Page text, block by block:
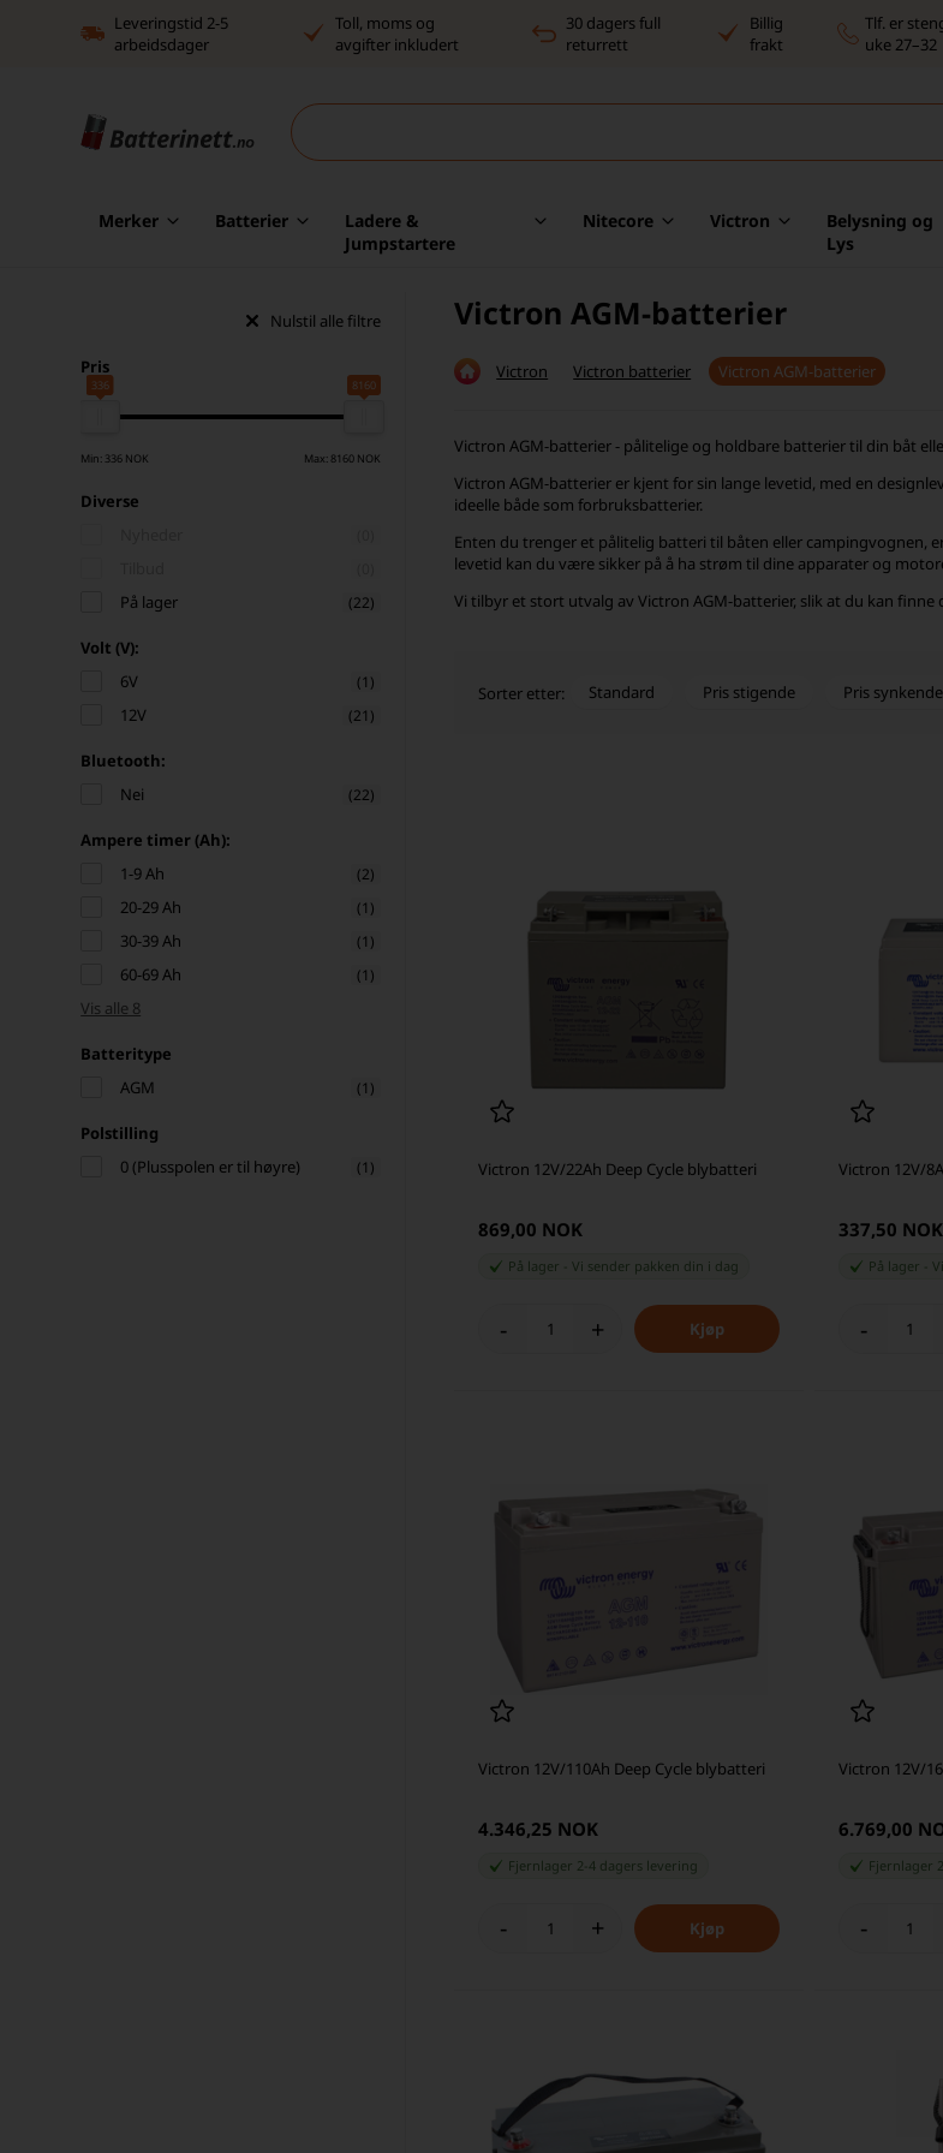
Leveringstid 2-5
arbeidsdager
Toll, moms og
avgifter inkludert
30 dagers full
returrett
Billig
frakt
Tlf. er
uke 27–32
Merker Batterier
Ladere &
Jumpstartere
Nitecore Victron
Belysning og
Lys
Nulstil alle filtre
Pris
336 8160
Min: 336 NOK Max: 8160 NOK
Diverse
På lager (22)
Volt (V):
6V
(1)
12V (21)
Bluetooth:
Nei
(22)
Ampere timer (Ah):
1-9 Ah
(2)
20-29 Ah (1)
30-39 Ah (1)
60-69 Ah (1)
Vis alle 8
Batteritype
AGM
(1)
Polstilling
0 (Plusspolen er til høyre)
(1)
Victron AGM-batterier
Victron Victron batterier Victron AGM-batterier
Victron AGM-batterier - pålitelige og holdbare batterier til din båt
Victron AGM-batterier er kjent for sin lange levetid, med en
ideelle både som forbruksbatterier.
Enten du trenger et pålitelig batteri til båten eller campingvognen,
levetid kan du være sikker på å ha strøm til dine apparater og
Vi tilbyr et stort utvalg av Victron AGM-batterier, slik at du kan
Sorter etter: Standard Pris stigende Pris synkende
Victron 12V/22Ah Deep Cycle blybatteri
869,00 NOK
På lager -Vi sender pakken din i dag
- +
Victron 12V/
337,50 NOK
På lager
-
Victron 12V/110Ah Deep Cycle blybatteri
4.346,25 NOK
Fjernlager 2-4 dagers levering
- +
Victron 12V/
6.769,00
Fjernlager
-